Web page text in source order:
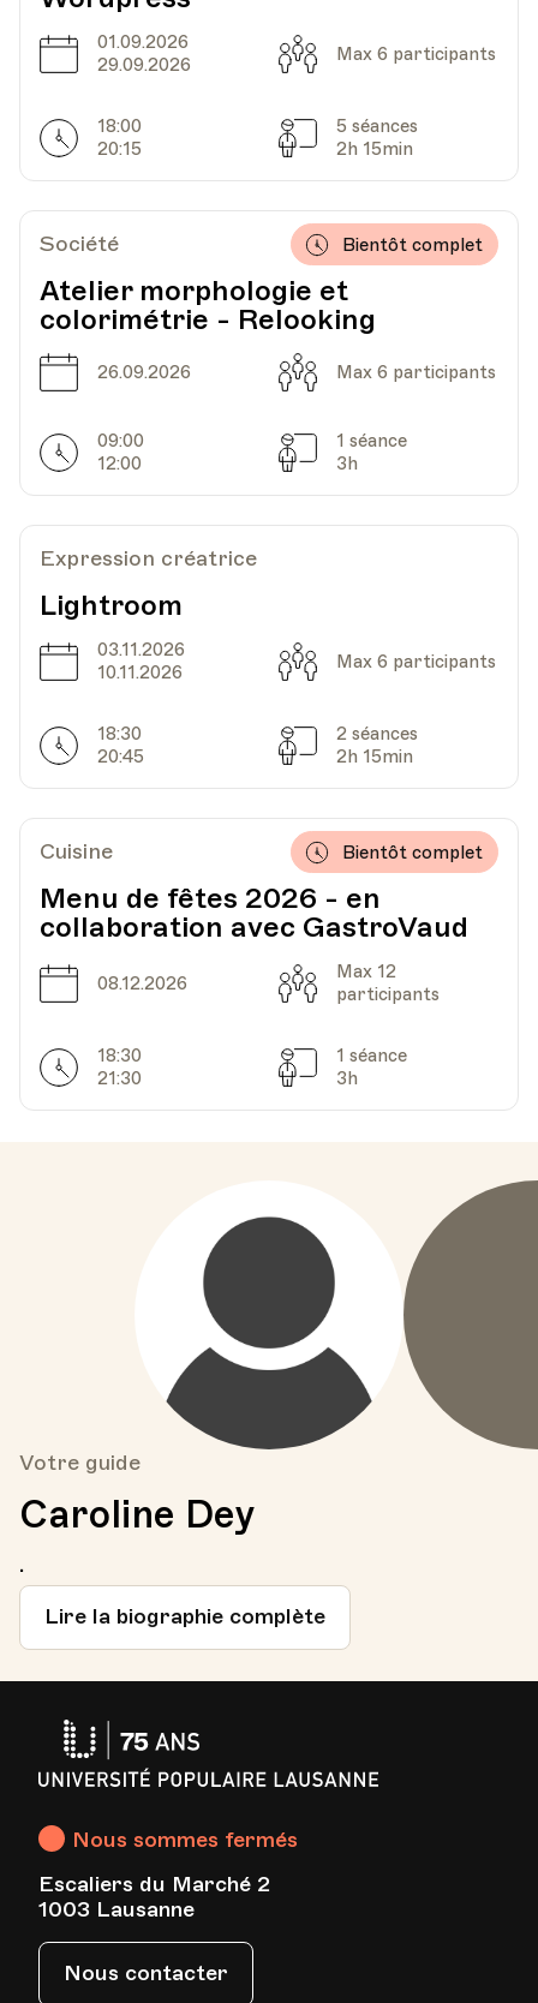
Date
01.09.2026
29.09.2026
Capacité
Max 6 participants
Horarires
18:00
20:15
Séances
5 séances
2h 15min
Société
Atelier morphologie et
colorimétrie - Relooking
Bientôt complet
Date
26.09.2026 Capacité
Max 6 participants
Horarires
09:00
12:00
Séances
1 séance
3h
Expression créatrice
Lightroom
Date
03.11.2026
10.11.2026
Capacité
Max 6 participants
Horarires
18:30
20:45
Séances
2 séances
2h 15min
Cuisine
Menu de fêtes 2026 - en
collaboration avec GastroVaud
Bientôt complet
Date
08.12.2026 Capacité
Max 12
participants
Horarires
18:30
21:30
Séances
1 séance
3h
Votre guide
Caroline Dey
.
Lire la biographie complète
Nous sommes fermés
Escaliers du Marché 2
1003 Lausanne
Nous contacter